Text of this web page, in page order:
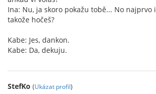
Ina: Nu, ja skoro pokažu tobě... No najprvo
takože hočeš?
Kabe: Jes, dankon.
Kabe: Da, dekuju.
StefKo (Ukázat profil)